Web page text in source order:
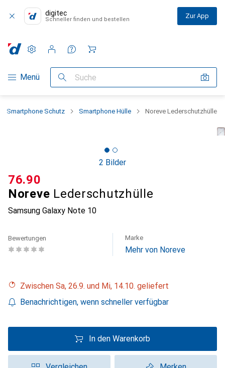
digitec
Schneller finden und bestellen Zur App
Navigation nach Kategorien
Menü Suche
Einstellungen
Kundenkonto
Vergleichslisten
Merklisten
Warenkorb
Smartphone Schutz Smartphone Hülle Noreve Lederschutzhülle
2 Bilder
Noreve Lederschutzhülle
Samsung Galaxy Note 10
CHF
76.90
Bewertungen Marke
Mehr von Noreve
Zwischen Sa, 26.9. und Mi, 14.10. geliefert
Benachrichtigen, wenn schneller verfügbar
In den Warenkorb